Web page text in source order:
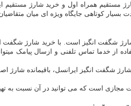
همراه اول و خرید شارژ مستقیم
کوتاهی جایگاه ویژه ای میان
از خدما تماس تلفنی و ازسال پیامک
شگفت انگیز ایرانسل، باقیمانده
است که می توانید در آن نسبت به